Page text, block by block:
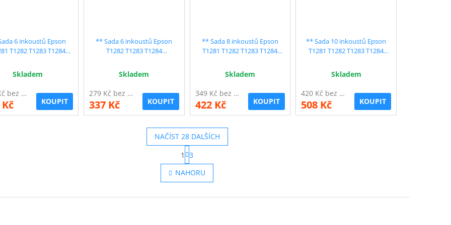
6 inkoustů Epson
T1282 T1283 T1284
Skladem
279 Kč bez DPH
KOUPIT
** Sada 6 inkoustů Epson
T1282 T1283 T1284
Skladem
279 Kč bez DPH
337 Kč KOUPIT
** Sada 8 inkoustů Epson
T1281 T1282 T1283 T1284
Skladem
349 Kč bez DPH
422 Kč KOUPIT
** Sada 10 inkoustů Epson
T1281 T1282 T1283 T1284
Skladem
420 Kč bez DPH
508 Kč KOUPIT
O
v
l
d
NAČÍST 28 DALŠÍCH
S
t
r
á
n
o
1
3
NAHORU